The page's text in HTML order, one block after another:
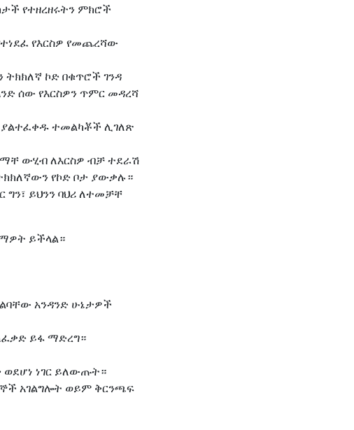
የተዘረዘሩትን ምክሮች
የእርስዎ የመጨረሻው
ኮድ በቁጥሮች ገንዳ
ሰው የእርስዎን ጥምር መዳረሻ
ያልተፈቀዱ ተመልካቾች ሊገለጽ
ውሂብ ለእርስዎ ብቻ ተደራሽ
የኮድ ቦታ ያውቃሉ።
ግን፣ ይህንን ባህሪ ለተመቻቸ
ይችላል።
አንዳንድ ሁኔታዎች
ይፋ ማድረግ።
ወደሆነ ነገር ይለውጡት።
አገልግሎት ወይም ቅርንጫፍ